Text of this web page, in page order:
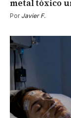
metal tóxico
Por Javier F.